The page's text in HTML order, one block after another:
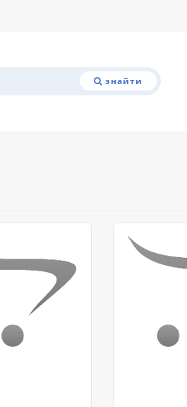
знайти
Бутси
Сороконіжки